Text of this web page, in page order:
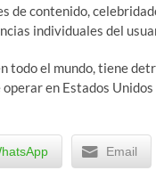
de contenido,
individuales del
todo el mundo, tiene
en Estados
Email